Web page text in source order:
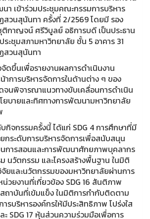
า เข้าร่วมประชุมคณะกรรมการบริหาร
สวนสุนันทา ครั้งที่ 2/2569 โดยมี รอง
ติกาญจน์ ศรีวิบูลย์ อธิการบดี เป็นประธาน
ะชุมสภามหาวิทยาลัย ชั้น 5 อาคาร 31
สวนสุนันทา
ดขึ้นเพื่อรายงานผลการดำเนินงาน
การบริหารจัดการในด้านต่าง ๆ ของ
นพิจารณาแนวทางขับเคลื่อนการดำเนิน
ยบายและทิศทางการพัฒนามหาวิทยาลัย
กิจกรรมครั้งนี้ ได้แก่ SDG 4 การศึกษาที่มี
ระดับการบริหารจัดการเพื่อสนับสนุน
นการสอนและการพัฒนาศักยภาพบุคลากร
นวัตกรรม และโครงสร้างพื้นฐาน ในมิติ
ยและนวัตกรรมของมหาวิทยาลัยผ่านการ
วยงานที่เกี่ยวข้อง SDG 16 สันติภาพ
ถาบันที่เข้มแข็ง ในมิติการกำกับติดตาม
ารบริหารองค์กรให้มีประสิทธิภาพ โปร่งใส
SDG 17 หุ้นส่วนความร่วมมือเพื่อการ